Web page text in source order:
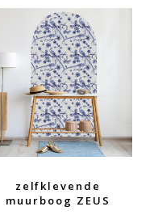
zelfklevende
muurboog ZEUS